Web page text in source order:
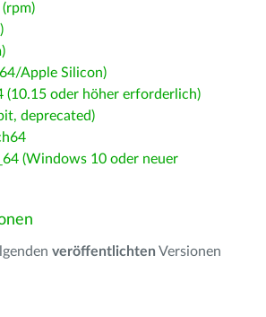
Apple Silicon)
(10.15 oder höher erforderlich)
deprecated)
(Windows 10 oder neuer
veröffentlichten Versionen